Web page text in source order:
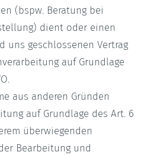
(bspw. Beratung bei
dient oder einen
uns geschlossenen Vertrag
auf Grundlage
aus anderen Gründen
auf Grundlage des Art. 6
überwiegenden
Bearbeitung und